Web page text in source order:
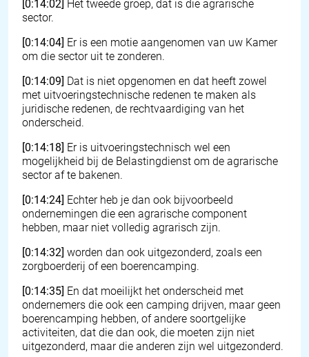
[0:14:02] Het tweede groep, dat is die agrarische
sector.
[0:14:04] Er is een motie aangenomen van uw Kamer
om die sector uit te zonderen.
[0:14:09] Dat is niet opgenomen en dat heeft zowel
met uitvoeringstechnische redenen te maken als
juridische redenen, de rechtvaardiging van het
onderscheid.
[0:14:18] Er is uitvoeringstechnisch wel een
mogelijkheid bij de Belastingdienst om de agrarische
sector af te bakenen.
[0:14:24] Echter heb je dan ook bijvoorbeeld
ondernemingen die een agrarische component
hebben, maar niet volledig agrarisch zijn.
[0:14:32] worden dan ook uitgezonderd, zoals een
zorgboerderij of een boerencamping.
[0:14:35] En dat moeilijkt het onderscheid met
ondernemers die ook een camping drijven, maar geen
boerencamping hebben, of andere soortgelijke
activiteiten, dat die dan ook, die moeten zijn niet
uitgezonderd, maar die anderen zijn wel uitgezonderd.